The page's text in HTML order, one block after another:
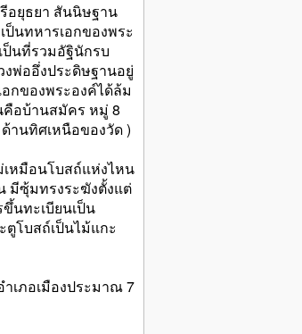
อยุธยา สันนิษฐาน
นทหารเอกของพระ
นที่รวมอัฐินักรบ
พ่ออึ่งประดิษฐานอยู่
กของพระองค์ได้ล้ม
คือบ้านสมัคร หมู่ 8
านทิศเหนือของวัด )
เหมือนโบสถ์แห่งไหน
มีซุ้มทรงระฆังตั้งแต่
นทะเบียนเป็น
โบสถ์เป็นไม้แกะ
ำเภอเมืองประมาณ 7